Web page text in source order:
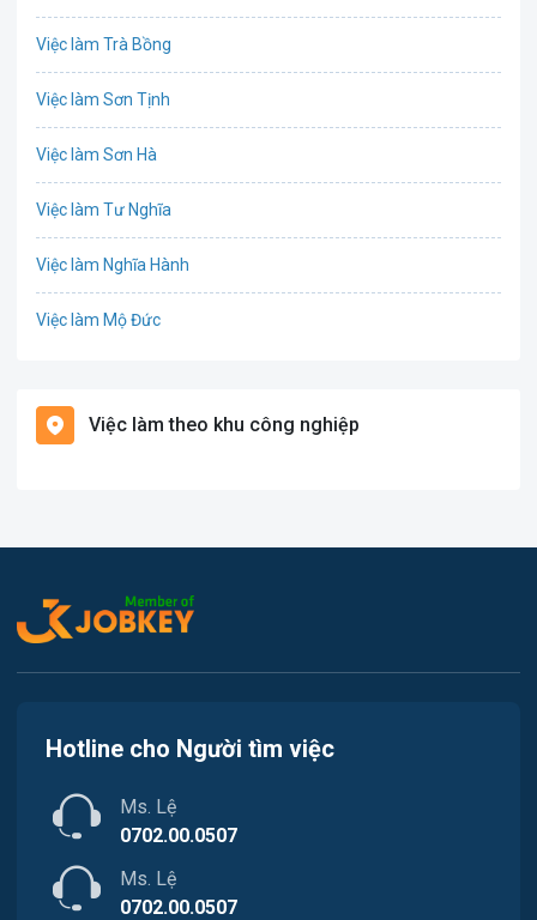
Hàng hải / Hàng không
Kế toán / Kiểm toán
Ngân hàng
Nhà hàng / Khách sạn
Việc làm Trà Bồng
Việc làm Sơn Tịnh
Việc làm Sơn Hà
Việc làm Tư Nghĩa
Việc làm Nghĩa Hành
Việc làm Mộ Đức
Việc làm Ba Tơ
Việc làm Minh Long
Việc làm theo khu công nghiệp
Hotline cho Người tìm việc
Ms. Lệ
0702.00.0507
Ms. Lệ
0702.00.0507